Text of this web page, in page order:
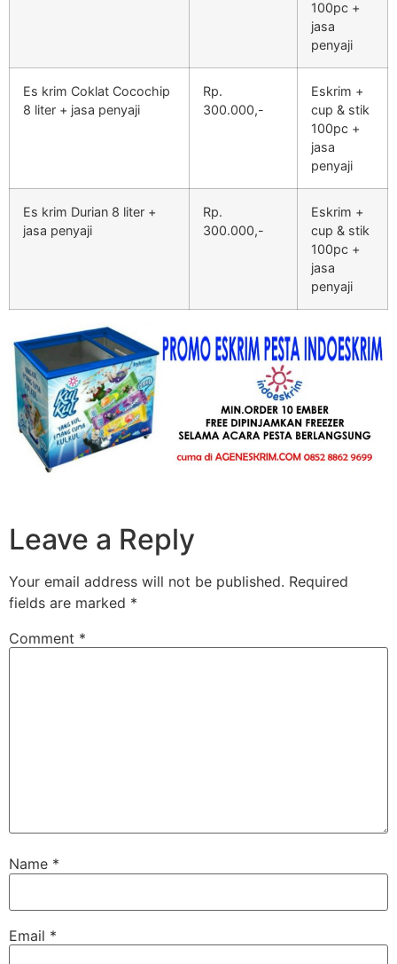
100pc +
jasa
penyaji
Es krim Coklat Cocochip
8 liter + jasa penyaji
Rp.
300.000,-
Eskrim +
cup & stik
100pc +
jasa
penyaji
Es krim Durian 8 liter +
jasa penyaji
Rp.
300.000,-
Eskrim +
cup & stik
100pc +
jasa
penyaji
Leave a Reply
Your email address will not be published. Required
fields are marked *
Comment *
Name *
Email *